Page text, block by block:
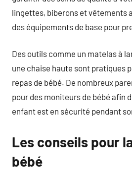
lingettes, biberons et vêtements
des équipements de base pour
Des outils comme un matelas à
une chaise haute sont pratiques
repas de bébé. De nombreux
pour des moniteurs de bébé afin
enfant est en sécurité pendant
Les conseils pour
bébé